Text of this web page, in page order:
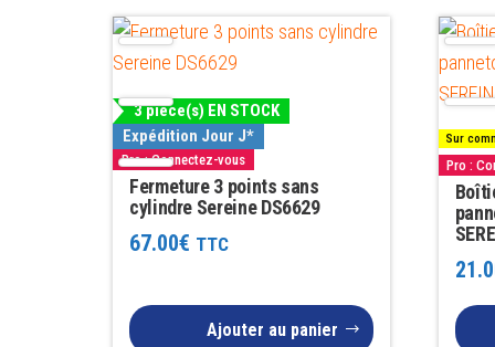
3 pièce(s) EN STOCK
Expédition Jour J*
Pro : Connectez-vous
Fermeture 3 points sans
cylindre Sereine DS6629
67.00€ TTC
Ajouter au panier
Sur
Pro :